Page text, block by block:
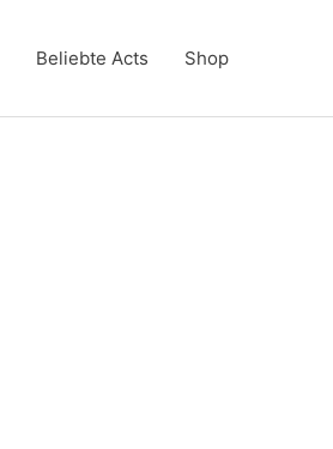
Beliebte Acts Shop